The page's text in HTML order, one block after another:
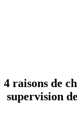
4 raisons de
supervision